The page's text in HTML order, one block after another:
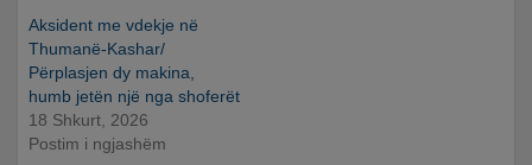
Aksident me vdekje në
Thumanë-Kashar/
Përplasjen dy makina,
humb jetën një nga shoferët
18 Shkurt, 2026
Postim i ngjashëm